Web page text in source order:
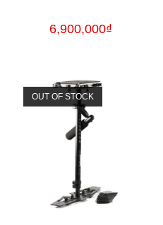
6,900,000₫
OUT OF STOCK